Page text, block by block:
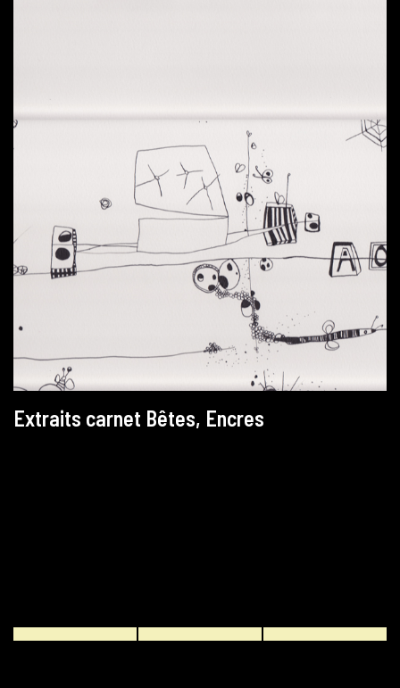
Extraits carnet Bêtes, Encres